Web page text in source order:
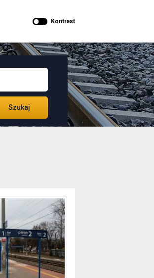
Kontrast
Szukaj